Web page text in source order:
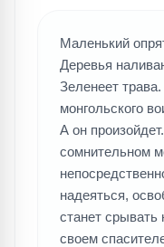
Маленький
Деревья
Зеленеет
монгольского
А он
сомнительном
надеяться,
станет
своем